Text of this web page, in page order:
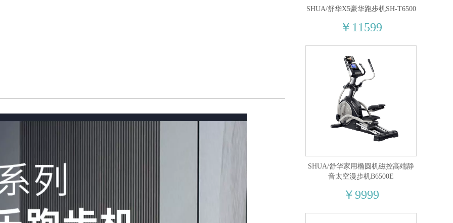
SHUA/舒华X5豪华跑步机SH-T6500
￥11599
SHUA/舒华家用椭圆机磁控高端静
音太空漫步机B6500E
￥9999